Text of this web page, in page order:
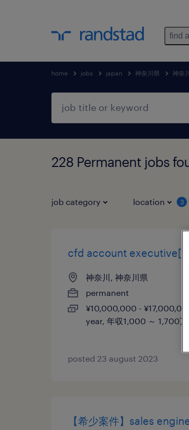
find
home jobs japan 神奈川県 神奈
228 Permanent jobs
job category location 3
cfd account executive[
神奈川, 神奈川県
permanent
¥10,000,000 -
year, 年収1,000 ～ 1,700万
posted 23 august 2023
【希少案件】sales